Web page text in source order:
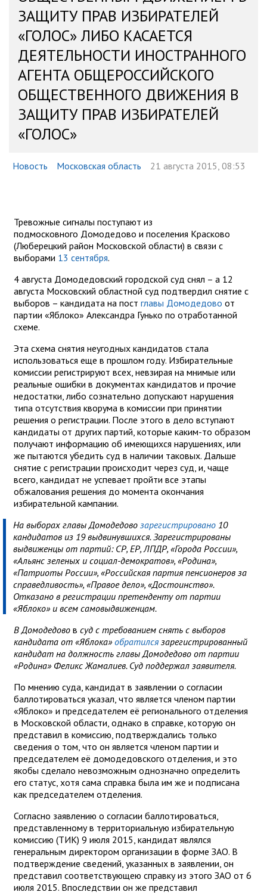
ЗАЩИТУ ПРАВ ИЗБИРАТЕЛЕЙ
«ГОЛОС» ЛИБО КАСАЕТСЯ
ДЕЯТЕЛЬНОСТИ ИНОСТРАННОГО
АГЕНТА ОБЩЕРОССИЙСКОГО
ОБЩЕСТВЕННОГО ДВИЖЕНИЯ В
ЗАЩИТУ ПРАВ ИЗБИРАТЕЛЕЙ
«ГОЛОС»
Новость Московская область 21 августа 2015, 08:53
Тревожные сигналы поступают из
подмосковного Домодедово и поселения Красково
(Люберецкий район Московской области) в связи с
выборами 13 сентября.
4 августа Домодедовский городской суд снял – а 12
августа Московский областной суд подтвердил снятие с
выборов – кандидата на пост главы Домодедово от
партии «Яблоко» Александра Гунько по отработанной
схеме.
Эта схема снятия неугодных кандидатов стала
использоваться еще в прошлом году. Избирательные
комиссии регистрируют всех, невзирая на мнимые или
реальные ошибки в документах кандидатов и прочие
недостатки, либо сознательно допускают нарушения
типа отсутствия кворума в комиссии при принятии
решения о регистрации. После этого в дело вступают
кандидаты от других партий, которые каким-то образом
получают информацию об имеющихся нарушениях, или
же пытаются убедить суд в наличии таковых. Дальше
снятие с регистрации происходит через суд, и, чаще
всего, кандидат не успевает пройти все этапы
обжалования решения до момента окончания
избирательной кампании.
На выборах главы Домодедово зарегистрировано 10
кандидатов из 19 выдвинувшихся. Зарегистрированы
выдвиженцы от партий: СР, ЕР, ЛПДР, «Города России»,
«Альянс зеленых и социал-демократов», «Родина»,
«Патриоты России», «Российская партия пенсионеров за
справедливость», «Правое дело», «Достоинство».
Отказано в регистрации претенденту от партии
«Яблоко» и всем самовыдвиженцам.
В Домодедово в суд с требованием снять с выборов
кандидата от «Яблока»обратилсязарегистрированный
кандидат на должность главы Домодедово от партии
«Родина» Феликс Жамалиев. Суд поддержал заявителя.
По мнению суда, кандидат в заявлении о согласии
баллотироваться указал, что является членом партии
«Яблоко» и председателем её регионального отделения
в Московской области, однако в справке, которую он
представил в комиссию, подтверждались только
сведения о том, что он является членом партии и
председателем её домодедовского отделения, и это
якобы сделало невозможным однозначно определить
его статус, хотя сама справка была им же и подписана
как председателем отделения.
Согласно заявлению о согласии баллотироваться,
представленному в территориальную избирательную
комиссию (ТИК) 9 июля 2015, кандидат являлся
генеральным директором организации в форме ЗАО. В
подтверждение сведений, указанных в заявлении, он
представил соответствующею справку из этого ЗАО от 6
июля 2015. Впоследствии он же представил